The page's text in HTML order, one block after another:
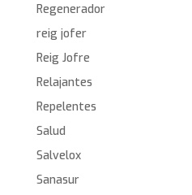
Regenerador
reig jofer
Reig Jofre
Relajantes
Repelentes
Salud
Salvelox
Sanasur